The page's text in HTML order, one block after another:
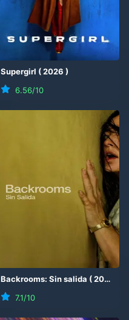
Supergirl (2026 )
6.56/10
Backrooms: Sin salida (2026
7.1/10